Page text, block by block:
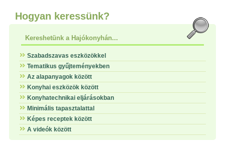
Hogyan keressünk?
Kereshetünk a Hajókonyhán...
Szabadszavas eszközökkel
Tematikus gyűjteményekben
Az alapanyagok között
Konyhai eszközök között
Konyhatechnikai eljárásokban
Minimális tapasztalattal
Képes receptek között
A videók között